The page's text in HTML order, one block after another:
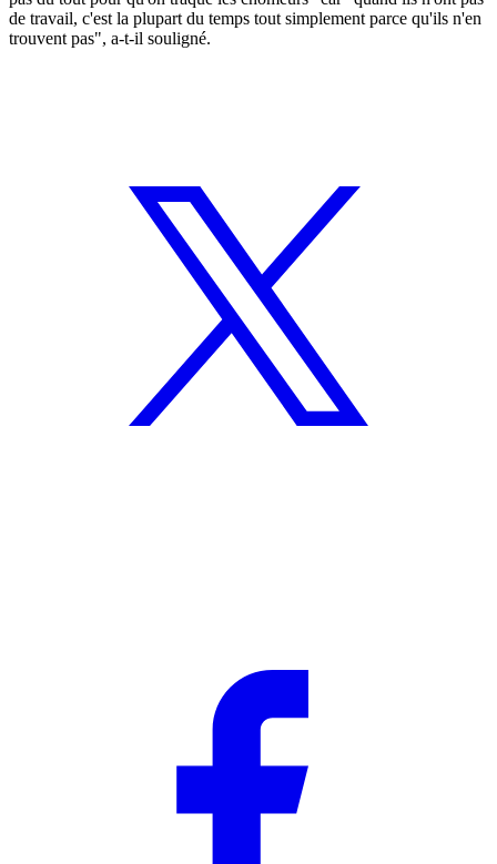
de travail, c'est la plupart du temps tout simplement parce qu'ils n'en
trouvent pas", a-t-il souligné.